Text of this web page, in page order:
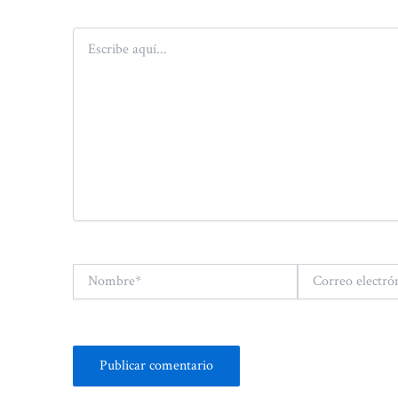
Escribe
aquí...
Nombre*
Correo
electrónico*